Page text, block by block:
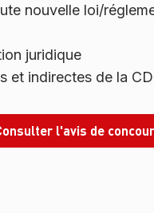
nouvelle loi/
juridique
et indirectes de la
l'avis de